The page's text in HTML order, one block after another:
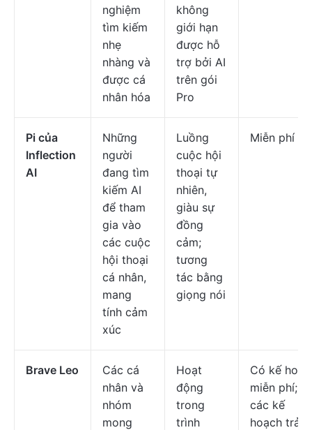
nghiệm
tìm kiếm
nhẹ
nhàng và
được cá
nhân hóa
không
giới hạn
được hỗ
trợ bởi AI
trên gói
Pro
Pi của
Inflection
AI
Những
người
đang tìm
kiếm AI
để tham
gia vào
các cuộc
hội thoại
cá nhân,
mang
tính cảm
xúc
Luồng
cuộc hội
thoại tự
nhiên,
giàu sự
đồng
cảm;
tương
tác bằng
giọng nói
Miễn phí
Brave Leo
Các cá
nhân và
nhóm
mong
Hoạt
động
trong
trình
Có kế
miễn phí;
các kế
hoạch trả